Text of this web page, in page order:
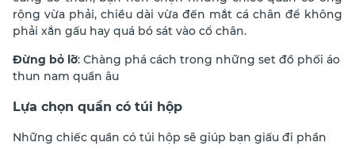
rộng vừa phải, chiều dài vừa đến mắt cá chân để không
phải xắn gấu hay quá bó sát vào cổ chân.
Đừng bỏ lỡ: Chàng phá cách trong những set đồ phối áo
thun nam quần âu
Lựa chọn quần có túi hộp
Những chiếc quần có túi hộp sẽ giúp bạn giấu đi phần